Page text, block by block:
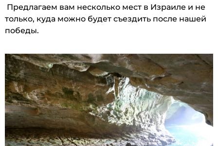
Предлагаем вам несколько мест в Израиле и не
только, куда можно будет съездить после нашей
победы.